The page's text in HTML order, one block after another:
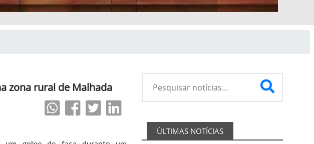
zona rural de Malhada
ÚLTIMAS NOTÍCIAS